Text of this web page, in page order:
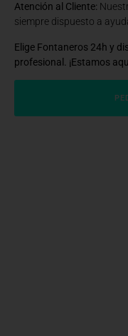
Atención al Cliente:
siempre dispuesto a
Elige Fontaneros 24h y
profesional. ¡Estamos